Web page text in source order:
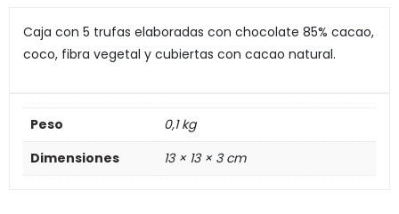
Caja con 5 trufas elaboradas con chocolate 85% cacao,
coco, fibra vegetal y cubiertas con cacao natural.
Peso
0,1 kg
Dimensiones
13 × 13 × 3 cm